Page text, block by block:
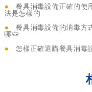
●餐具消毒設備正確的使
法是怎樣的
●餐具消毒設備的消毒方
哪些
●怎樣正確選購餐具消毒